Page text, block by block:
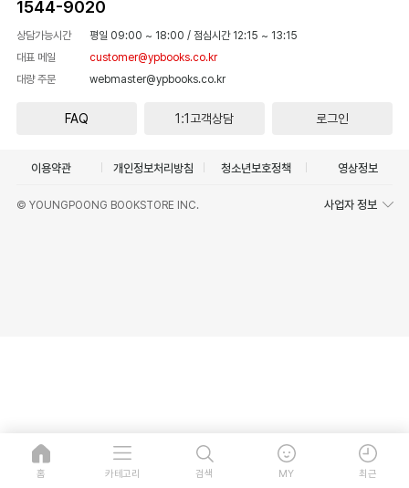
1544-9020
상담가능시간 평일 09:00 ~ 18:00 / 점심시간 12:15 ~ 13:15
대표 메일
customer@ypbooks.co.kr
대량 주문
webmaster@ypbooks.co.kr
FAQ 1:1고객상담 로그인
이용약관 개인정보처리방침 청소년보호정책 영상정보
© YOUNGPOONG BOOKSTORE INC. 사업자 정보
홈 카테고리 검색 MY 최근